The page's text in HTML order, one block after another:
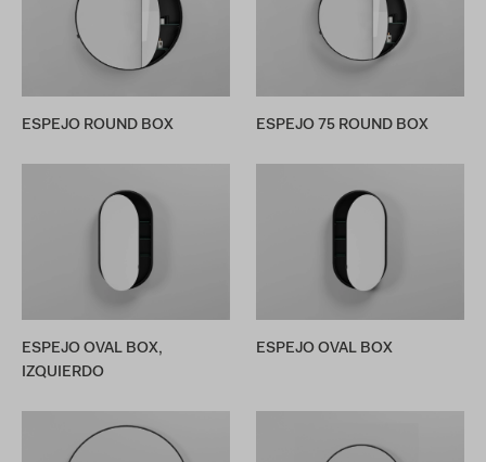
ESPEJO ROUND BOX ESPEJO 75 ROUND BOX
ESPEJO OVAL BOX,
IZQUIERDO
ESPEJO OVAL BOX